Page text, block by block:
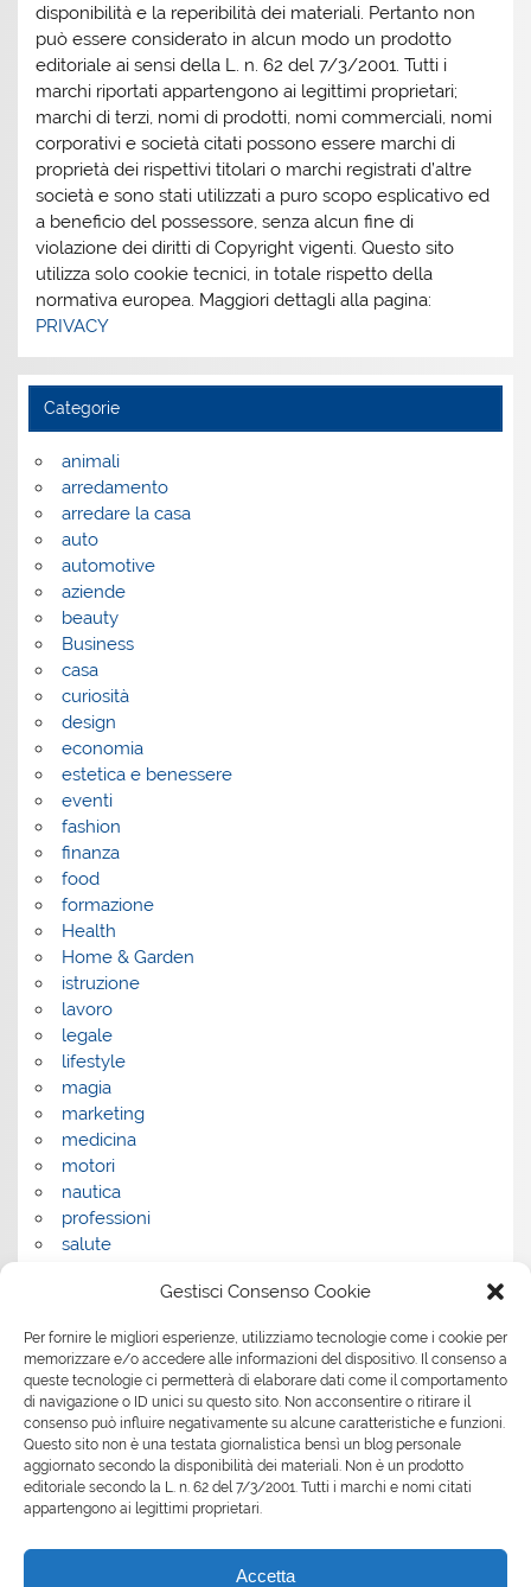
Gestisci Consenso Cookie
Per fornire le migliori esperienze, utilizziamo tecnologie come i cookie per
memorizzare e/o accedere alle informazioni del dispositivo. Il consenso a
queste tecnologie ci permetterà di elaborare dati come il comportamento
di navigazione o ID unici su questo sito. Non acconsentire o ritirare il
consenso può influire negativamente su alcune caratteristiche e funzioni.
Questo sito non è una testata giornalistica bensì un blog personale
aggiornato secondo la disponibilità dei materiali. Non è un prodotto
editoriale secondo la L. n. 62 del 7/3/2001. Tutti i marchi e nomi citati
appartengono ai legittimi proprietari.
Accetta
disponibilità e la reperibilità dei materiali. Pertanto non
può essere considerato in alcun modo un prodotto
editoriale ai sensi della L. n. 62 del 7/3/2001. Tutti i
marchi riportati appartengono ai legittimi proprietari;
marchi di terzi, nomi di prodotti, nomi commerciali, nomi
corporativi e società citati possono essere marchi di
proprietà dei rispettivi titolari o marchi registrati d’altre
società e sono stati utilizzati a puro scopo esplicativo ed
a beneficio del possessore, senza alcun fine di
violazione dei diritti di Copyright vigenti. Questo sito
utilizza solo cookie tecnici, in totale rispetto della
normativa europea. Maggiori dettagli alla pagina:
PRIVACY
Categorie
animali
arredamento
arredare la casa
auto
automotive
aziende
beauty
Business
casa
curiosità
design
economia
estetica e benessere
eventi
fashion
finanza
food
formazione
Health
Home & Garden
istruzione
lavoro
legale
lifestyle
magia
marketing
medicina
motori
nautica
professioni
salute
servizi per le aziende
shopping
sport
Tech
tecnologia
travel
Uncategorized